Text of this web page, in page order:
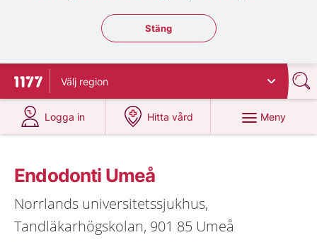
Stäng regionsväljaren
Stäng
Till startsidan för 1177
Välj region
Logga in
på 1177.se
Hitta vård
på 1177.se
Meny
Endodonti Umeå
Norrlands universitetssjukhus,
Tandläkarhögskolan, 901 85 Umeå